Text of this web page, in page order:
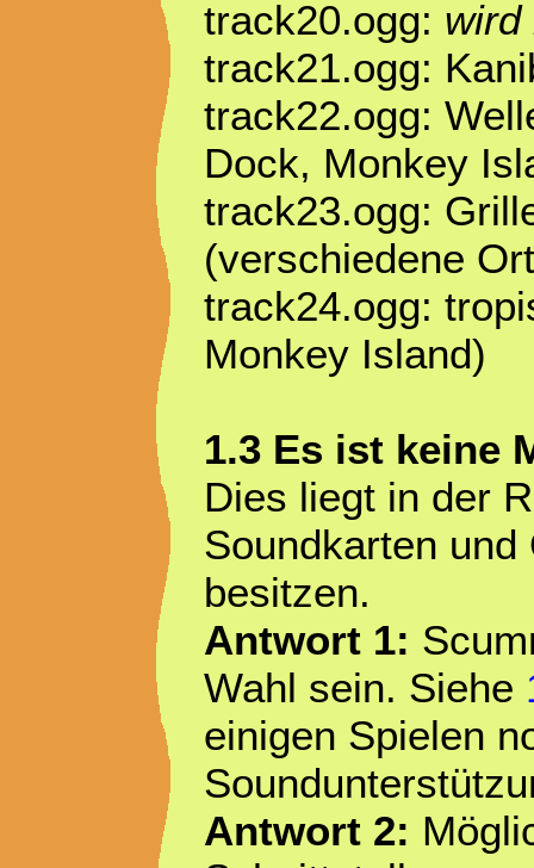
track20.ogg: wird
track21.ogg:
track22.ogg:
Dock, Monkey
track23.ogg:
(verschiedene
track24.ogg:
Monkey Island)
1.3 Es ist keine
Dies liegt in der
Soundkarten
besitzen.
Antwort 1:
Wahl sein. Siehe
einigen Spielen
Antwort 2: